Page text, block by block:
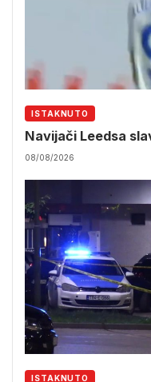
ISTAKNUTO
Navijači Leedsa
08/08/2026
ISTAKNUTO